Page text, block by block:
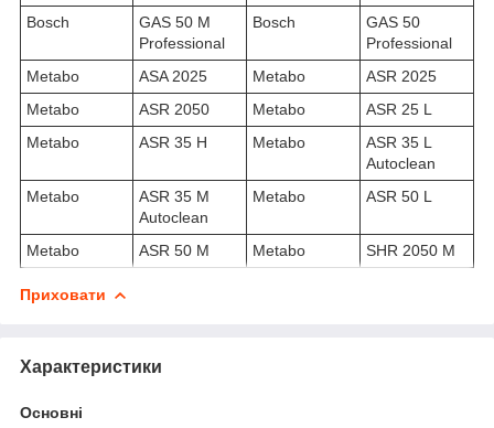
Bosch
GAS 50 M
Professional
Bosch
GAS 50
Professional
Metabo
ASA 2025 Metabo
ASR 2025
Metabo
ASR 2050 Metabo
ASR 25 L
Metabo
ASR 35 H Metabo
ASR 35 L
Autoclean
Metabo
ASR 35 M
Autoclean
Metabo ASR 50 L
Metabo ASR 50 M Metabo SHR 2050 M
Приховати
Характеристики
Основні